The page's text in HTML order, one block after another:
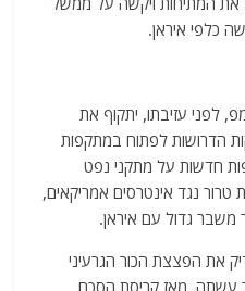
כלפי איראן.
עזיבתו, יתקוף את
הדרושות לפתוח במתקפות
חדשות על מתקני נפט
נגד אינטרסים אמריקאים,
משבר גדול עם איראן.
את הפצצת הכור הגרעיני
עשתה, מאז קריסת הסכם